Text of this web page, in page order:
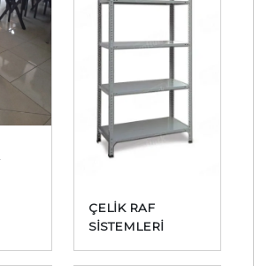
ÇELİK RAF
SİSTEMLERİ